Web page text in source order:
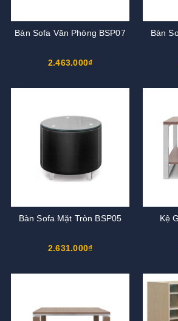
Bàn Sofa Văn Phòng BSP07
2.463.000₫
Bàn
Bàn Sofa Mặt Tròn BSP05
2.631.000₫
Kệ